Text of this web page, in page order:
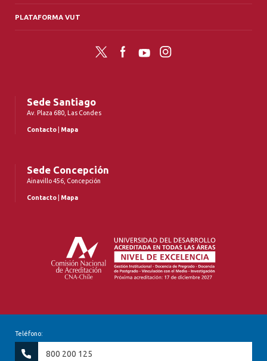
PLATAFORMA VUT
Twitter FacebookYouTubeInstagram
Sede Santiago
Av. Plaza 680, Las Condes
Contacto Mapa
Sede Concepción
Ainavillo 456, Concepción
Contacto Mapa
Teléfono:
800 200 125